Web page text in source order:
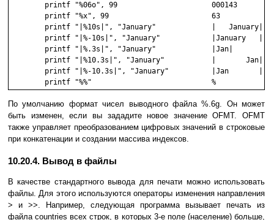
        printf "%06o", 99                      000143
        printf "%x", 99                        63
        printf "|%10s|", "January"             |   January|
        printf "|%-10s|", "January"            |January   |
        printf "|%.3s|", "January"             |Jan|
        printf "|%10.3s|", "January"           |       Jan|
        printf "|%-10.3s|", "January"          |Jan       |
        printf "%%"                            %
По умолчанию формат чисел выводного файла %.6g. Он может
быть изменен, если вы зададите новое значение OFMT. OFMT
также управляет преобразованием цифровых значений в строковые
при конкатенации и создании массива индексов.
10.20.4. Вывод в файлы
В качестве стандартного вывода для печати можно использовать
файлы. Для этого используются операторы изменения направления
> и >>. Например, следующая программа вызывает печать из
файла countries всех строк, в которых 3-е поле (население) больше,